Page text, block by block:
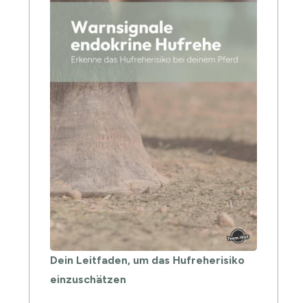
Dein Leitfaden, um das Hufreherisiko
einzuschätzen